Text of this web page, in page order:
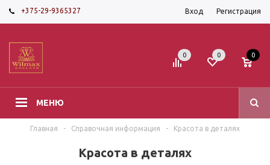
+375-29-9365327 Вход Регистрация
МЕНЮ
0 0 0
Главная - Справочная информация - Красота в деталях
Красота в деталях